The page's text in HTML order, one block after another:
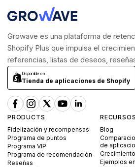
Growave es una plataforma de
Shopify Plus que impulsa el
referencias, listas de deseos,
Disponible en
Tienda de aplicaciones de Shopify
PRODUCTS
Fidelización y recompensas
Programa de puntos
Programa VIP
Programa de recomendación
Reseñas
RECURSOS
Blog
de
Ejemplos